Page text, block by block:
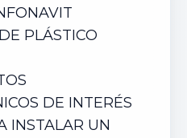
PLÁSTICO
DE INTERÉS
INSTALAR UN